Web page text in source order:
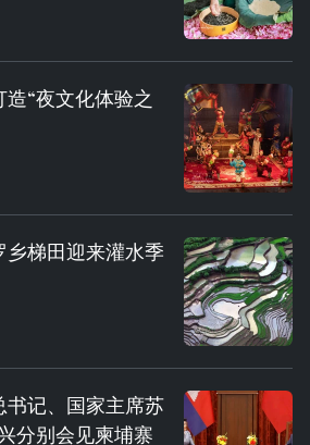
“夜文化体验之
乡梯田迎来灌水季
书记、国家主席苏
分别会见柬埔寨